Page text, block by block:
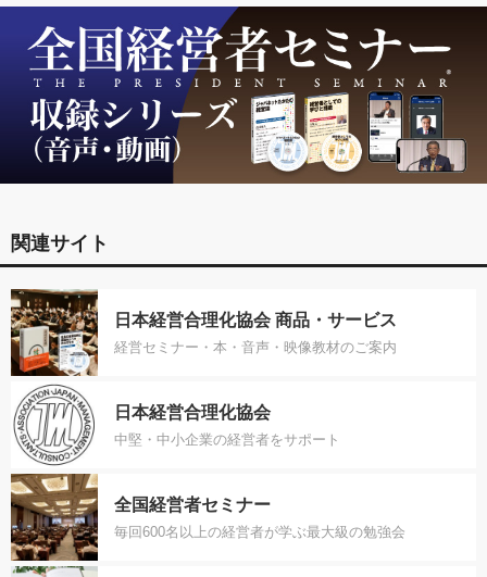
関連サイト
日本経営合理化協会 商品・サービス
経営セミナー・本・音声・映像教材のご案内
日本経営合理化協会
中堅・中小企業の経営者をサポート
全国経営者セミナー
毎回600名以上の経営者が学ぶ最大級の勉強会